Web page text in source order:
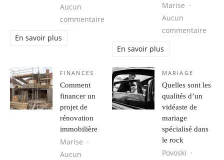
Aucun
commentaire sur Quelle morphologie convient
En savoir plus
Marise
Aucun
commentaire
En savoir plus
FINANCES
Comment
financer un
projet de
rénovation
immobilière
Marise
Aucun
MARIAGE
Quelles sont les
qualités d’un
vidéaste de
mariage
spécialisé dans
le rock
Povoski